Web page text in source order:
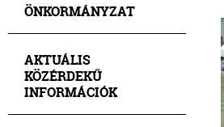
ÖNKORMÁNYZAT
AKTUÁLIS
KÖZÉRDEKŰ
INFORMÁCIÓK